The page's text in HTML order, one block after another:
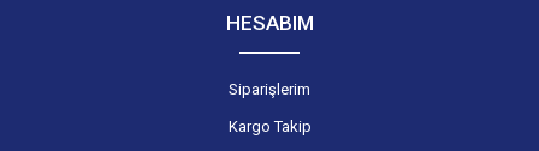
HESABIM
Siparişlerim
Kargo Takip